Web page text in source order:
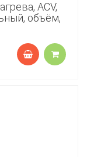
ACV,
объём,